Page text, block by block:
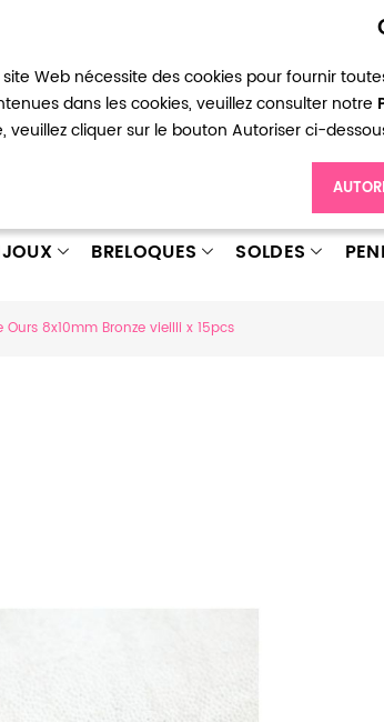
Web nécessite des cookies pour fournir
dans les cookies, veuillez consulter notre
veuillez cliquer sur le bouton Autoriser ci-
Mon compte Ma liste
BRELOQUES SOLDES
8x10mm Bronze vieilli x 15pcs